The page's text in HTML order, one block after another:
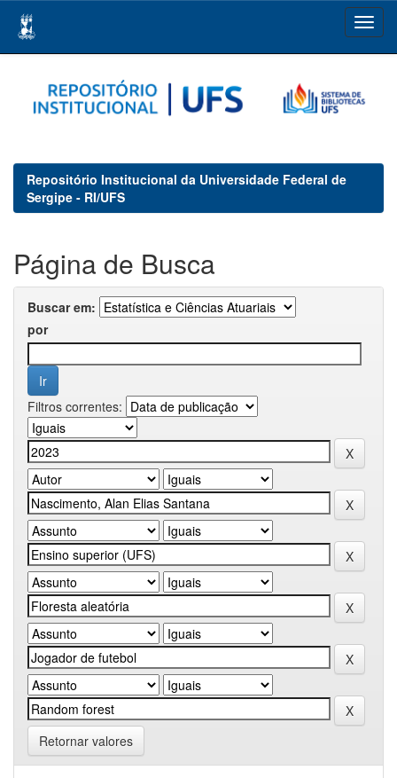
navigation
Repositório Institucional da Universidade Federal de
Sergipe - RI/UFS
Página de Busca
Buscar em:
por
Filtros correntes:
Retornar valores